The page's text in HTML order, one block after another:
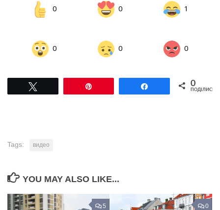
0 0 1
0 0 0
Поділитися0
ПОДІЛИСЬ
Tags: видео
YOU MAY ALSO LIKE...
5 0